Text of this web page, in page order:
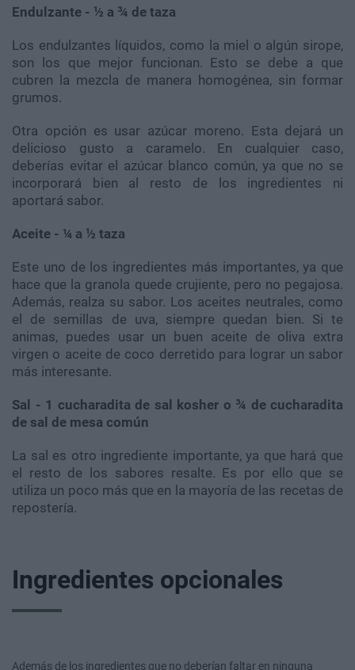
Endulzante - ½ a ¾ de taza
Los endulzantes líquidos, como la miel o algún sirope,
son los que mejor funcionan. Esto se debe a que
cubren la mezcla de manera homogénea, sin formar
grumos.
Otra opción es usar azúcar moreno. Esta dejará un
delicioso gusto a caramelo. En cualquier caso,
deberías evitar el azúcar blanco común, ya que no se
incorporará bien al resto de los ingredientes ni
aportará sabor.
Aceite - ¼ a ½ taza
Este uno de los ingredientes más importantes, ya que
hace que la granola quede crujiente, pero no pegajosa.
Además, realza su sabor. Los aceites neutrales, como
el de semillas de uva, siempre quedan bien. Si te
animas, puedes usar un buen aceite de oliva extra
virgen o aceite de coco derretido para lograr un sabor
más interesante.
Sal - 1 cucharadita de sal kosher o ¾ de cucharadita
de sal de mesa común
La sal es otro ingrediente importante, ya que hará que
el resto de los sabores resalte. Es por ello que se
utiliza un poco más que en la mayoría de las recetas de
repostería.
Ingredientes opcionales
Además de los ingredientes que no deberían faltar en ninguna